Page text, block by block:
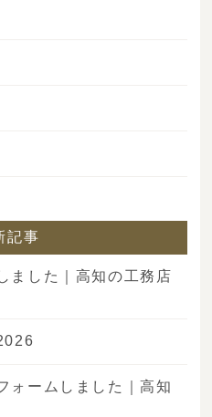
記事
ました｜高知の工務店
ォームしました｜高知